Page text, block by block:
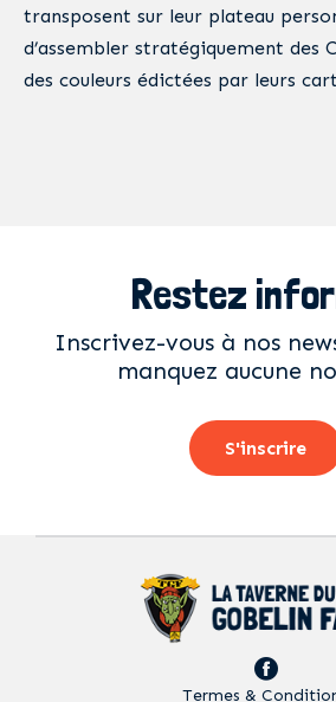
transposent sur leur plateau
d’assembler stratégiquement des
des couleurs édictées par leurs
Restez
Inscrivez-vous à nos
manquez aucune
S'inscrire
Termes &